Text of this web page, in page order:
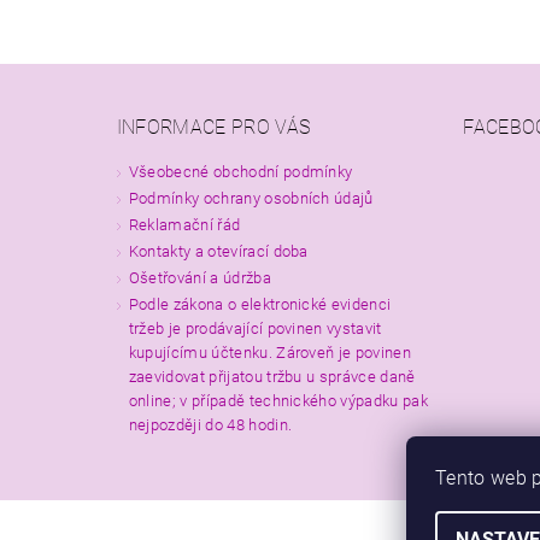
INFORMACE PRO VÁS
Všeobecné obchodní podmínky
Podmínky ochrany osobních údajů
Reklamační řád
Kontakty a otevírací doba
Ošetřování a údržba
Podle zákona o elektronické evidenci
tržeb je prodávající povinen vystavit
kupujícímu účtenku. Zároveň je povinen
zaevidovat přijatou tržbu u správce daně
online; v případě technického výpadku pak
nejpozději do 48 hodin.
Tento web